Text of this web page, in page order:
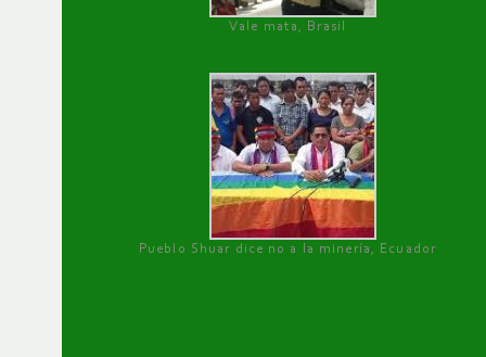
Vale mata, Brasil
Pueblo Shuar dice no a la minería, Ecuador